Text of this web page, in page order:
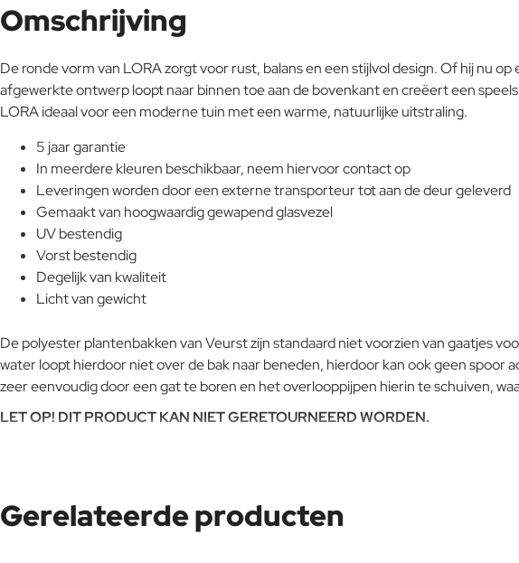
Omschrijving
De ronde vorm van LORA zorgt voor rust, balans en een stijlvol design. Of hij nu
afgewerkte ontwerp loopt naar binnen toe aan de bovenkant en creëert een
LORA ideaal voor een moderne tuin met een warme, natuurlijke uitstraling.
5 jaar garantie
In meerdere kleuren beschikbaar, neem hiervoor contact op
Leveringen worden door een externe transporteur tot aan de deur geleverd
Gemaakt van hoogwaardig gewapend glasvezel
UV bestendig
Vorst bestendig
Degelijk van kwaliteit
Licht van gewicht
De polyester plantenbakken van Veurst zijn standaard niet voorzien van gaatjes
water loopt hierdoor niet over de bak naar beneden, hierdoor kan ook geen
zeer eenvoudig door een gat te boren en het overlooppijpen hierin te schuiven,
LET OP! DIT PRODUCT KAN NIET GERETOURNEERD WORDEN.
Gerelateerde producten